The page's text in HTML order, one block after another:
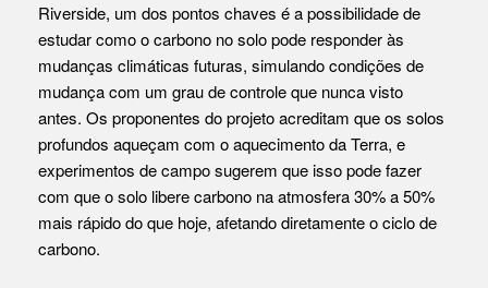
Riverside, um dos pontos chaves é a possibilidade de
estudar como o carbono no solo pode responder às
mudanças climáticas futuras, simulando condições de
mudança com um grau de controle que nunca visto
antes. Os proponentes do projeto acreditam que os solos
profundos aqueçam com o aquecimento da Terra, e
experimentos de campo sugerem que isso pode fazer
com que o solo libere carbono na atmosfera 30% a 50%
mais rápido do que hoje, afetando diretamente o ciclo de
carbono.